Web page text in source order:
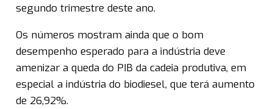
segundo trimestre deste ano.
Os números mostram ainda que o bom
desempenho esperado para a indústria deve
amenizar a queda do PIB da cadeia produtiva, em
especial a indústria do biodiesel, que terá aumento
de 26,92%.